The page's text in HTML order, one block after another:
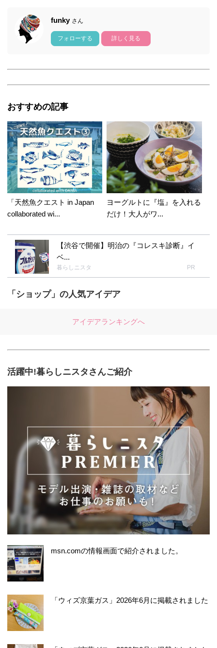
funky さん
フォローする 詳しく見る
おすすめの記事
「天然魚クエスト in Japan
collaborated wi...
ヨーグルトに『塩』を入れる
だけ！大人がワ...
【渋谷で開催】明治の『コレスキ診断』イ
ベ...
暮らしニスタ PR
「ショップ」の人気アイデア
アイデアランキングへ
活躍中!暮らしニスタさんご紹介
msn.comの情報画面で紹介されました。
「ウィズ京葉ガス」2026年6月に掲載されました